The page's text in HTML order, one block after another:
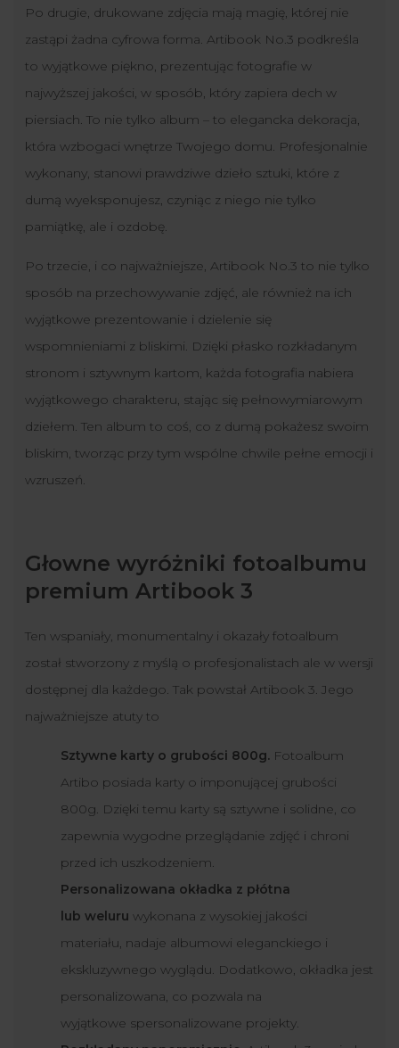
Po drugie, drukowane zdjęcia mają magię, której nie
zastąpi żadna cyfrowa forma. Artibook No.3 podkreśla
to wyjątkowe piękno, prezentując fotografie w
najwyższej jakości, w sposób, który zapiera dech w
piersiach. To nie tylko album – to elegancka dekoracja,
która wzbogaci wnętrze Twojego domu. Profesjonalnie
wykonany, stanowi prawdziwe dzieło sztuki, które z
dumą wyeksponujesz, czyniąc z niego nie tylko
pamiątkę, ale i ozdobę.
Po trzecie, i co najważniejsze, Artibook No.3 to nie tylko
sposób na przechowywanie zdjęć, ale również na ich
wyjątkowe prezentowanie i dzielenie się
wspomnieniami z bliskimi. Dzięki płasko rozkładanym
stronom i sztywnym kartom, każda fotografia nabiera
wyjątkowego charakteru, stając się pełnowymiarowym
dziełem. Ten album to coś, co z dumą pokażesz swoim
bliskim, tworząc przy tym wspólne chwile pełne emocji i
wzruszeń.
Głowne wyróżniki fotoalbumu
premium Artibook 3
Ten wspaniały, monumentalny i okazały fotoalbum
został stworzony z myślą o profesjonalistach ale w wersji
dostępnej dla każdego. Tak powstał Artibook 3. Jego
najważniejsze atuty to
Sztywne karty o grubości 800g. Fotoalbum
Artibo posiada karty o imponującej grubości
800g. Dzięki temu karty są sztywne i solidne, co
zapewnia wygodne przeglądanie zdjęć i chroni
przed ich uszkodzeniem.
Personalizowana okładka z płótna
lub weluruwykonana z wysokiej jakości
materiału, nadaje albumowi eleganckiego i
ekskluzywnego wyglądu. Dodatkowo, okładka jest
personalizowana, co pozwala na
wyjątkowe spersonalizowane projekty.